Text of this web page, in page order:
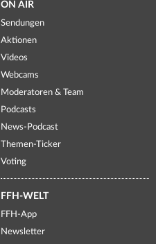
ON AIR
Sendungen
Aktionen
Videos
Webcams
Moderatoren & Team
Podcasts
News-Podcast
Themen-Ticker
Voting
FFH-WELT
FFH-App
Newsletter